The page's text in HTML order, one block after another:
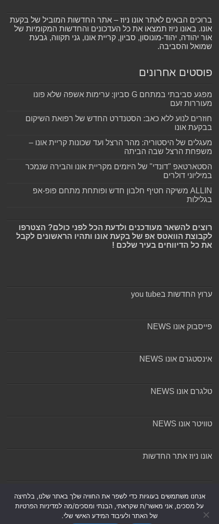
ברוכים הבאים לאתר אונו ניוז – אתר החדשות המוביל של בקעת
אונו. באונו ניוז תמצאו את כל העדכונים והחדשות המקומיות של
אור יהודה, יהוד-מונוסון, סביון, קריית אונו, גני תקווה, גבעת
שמואל והסביבה.
פוסטים אחרונים
מפגע סביבתי במתחם G סביון: ערימות אשפה שלא פונו
מעוררות זעם
חוזרים לנוע ללא כאב: הסטנדרט החדש של רפואת השיקום
בבקעת אונו
מעגלים של היסטוריה: מהר הרצל ועד שכונות קריית אונו –
משפחת הרצל שבה הביתה
הסטארטאפ "דונדי" של היזמים מקריית אונו והבירה שנמכר
במיליוני דולרים
ALLIN משיקה חטיף חלבון חדש ופותחת מתחם פופ-אפ
בגלילות
רוצים להשאר מעודכנים ולדעת הכל לפני כולם? הצטרפו
לקבוצת הוואטס אפ של בקעת אונו ותהיו הראשונים לקבל
את כל הדיווחים בעיר שלכם !
ערוץ החדשות בyou tube
פייסבוק אונו NEWS
אינסטגרם אונו NEWS
טלגרם אונו NEWS
טוויטר אונו NEWS
אונו ניוז אתר החדשות
אנחנו משתמשים בעוגיות כדי לשפר את החוויה שלך באתר שלנו, בלחיצה
על מסכים, אני מאשר/ת שקראתי, הבנתי ומסכים/מה למדיניות הפרטיות
של האתר ולעיבוד המידע האישי שלי.